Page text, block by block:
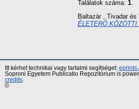
Találatok száma: 1.
Baltazár , Tivadarés
ÉLETERŐ KÖZÖTTI
Itt kérhet technikai vagy tartalmi segítséget: eprints
Soproni Egyetem Publicatio Repozitórium is
credits
©